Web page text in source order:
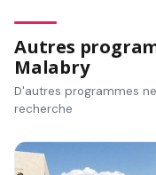
Autres
Malabry
D'autres programmes
recherche